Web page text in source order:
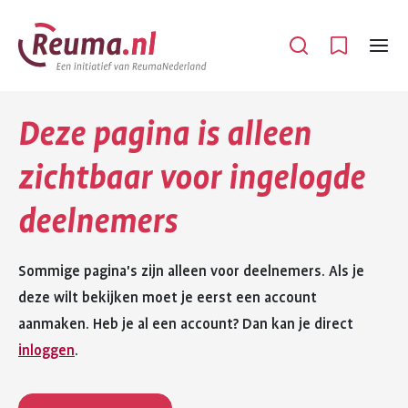
Spring
naar
hoofdinhoud
Spring
naar
footer
Open
Menu
Deze pagina is alleen
zichtbaar voor ingelogde
deelnemers
Sommige pagina's zijn alleen voor deelnemers. Als je
deze wilt bekijken moet je eerst een account
aanmaken. Heb je al een account? Dan kan je direct
inloggen.